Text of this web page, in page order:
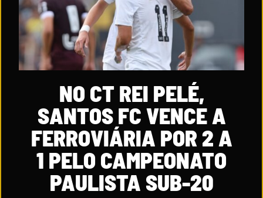
NO CT REI PELÉ,
SANTOS FC VENCE A
FERROVIÁRIA POR 2 A
1 PELO CAMPEONATO
PAULISTA SUB-20